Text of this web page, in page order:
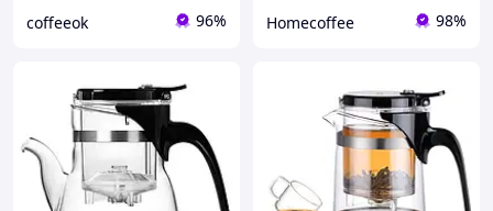
coffeeok 96% Homecoffee 98%